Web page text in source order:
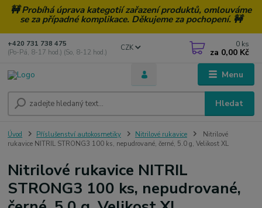
🚧 Probíhá úprava kategotií zařazení produktů, omlouváme
se za případné komplikace. Děkujeme za pochopení. 🚧
Menu
CZK
Hledat
+420 731 738 475
(Po-Pá, 8-17 hod.) (So, 8-12 hod.)
0 ks
za 0,00 Kč
Úvod Příslušenství autokosmetiky Nitrilové rukavice
Nitrilové
rukavice NITRIL STRONG3 100 ks, nepudrované, černé, 5.0 g, Velikost XL
Nitrilové rukavice NITRIL
STRONG3 100 ks, nepudrované,